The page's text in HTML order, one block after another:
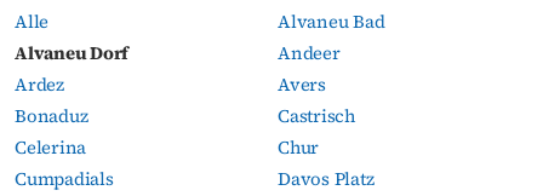
Alle
Alvaneu Bad
Alvaneu Dorf
Andeer
Ardez
Avers
Bonaduz
Castrisch
Celerina
Chur
Cumpadials
Davos Platz